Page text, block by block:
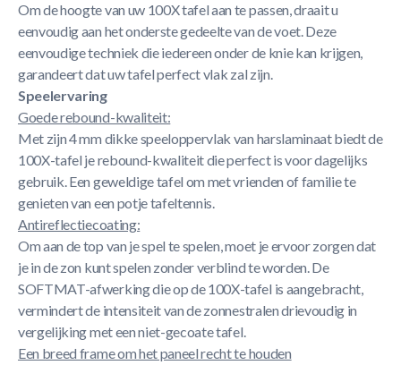
Om de hoogte van uw 100X tafel aan te passen, draait u
eenvoudig aan het onderste gedeelte van de voet. Deze
eenvoudige techniek die iedereen onder de knie kan krijgen,
garandeert dat uw tafel perfect vlak zal zijn.
Speelervaring
Goede rebound-kwaliteit:
Met zijn 4 mm dikke speeloppervlak van harslaminaat biedt de
100X-tafel je rebound-kwaliteit die perfect is voor dagelijks
gebruik. Een geweldige tafel om met vrienden of familie te
genieten van een potje tafeltennis.
Antireflectiecoating:
Om aan de top van je spel te spelen, moet je ervoor zorgen dat
je in de zon kunt spelen zonder verblind te worden. De
SOFTMAT-afwerking die op de 100X-tafel is aangebracht,
vermindert de intensiteit van de zonnestralen drievoudig in
vergelijking met een niet-gecoate tafel.
Een breed frame om het paneel recht te houden